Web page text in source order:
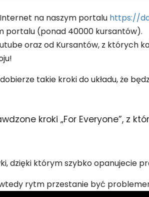
na naszym portalu https://
portalu (ponad 40000 kursantów).
oraz od Kursantów, z których
takie kroki do układu, że
kroki „For Everyone”, z
dzięki którym szybko opanujecie
wtedy rytm przestanie być